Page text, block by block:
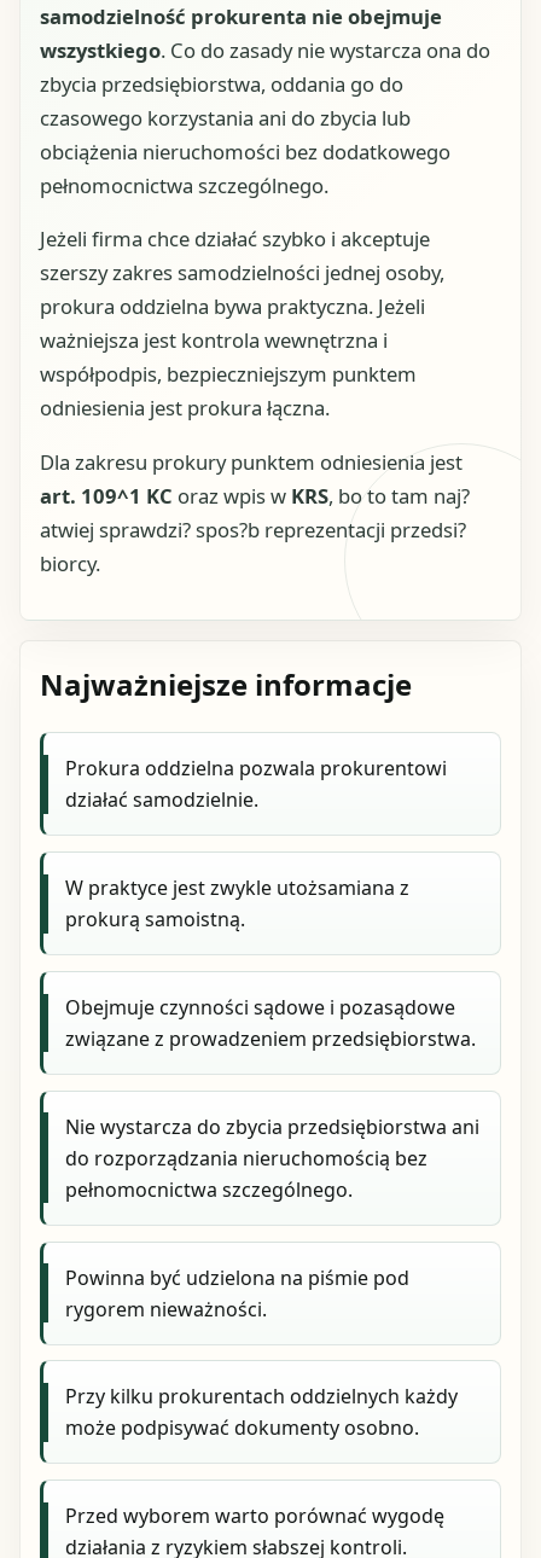
samodzielność prokurenta nie obejmuje
wszystkiego. Co do zasady nie wystarcza ona do
zbycia przedsiębiorstwa, oddania go do
czasowego korzystania ani do zbycia lub
obciążenia nieruchomości bez dodatkowego
pełnomocnictwa szczególnego.
Jeżeli firma chce działać szybko i akceptuje
szerszy zakres samodzielności jednej osoby,
prokura oddzielna bywa praktyczna. Jeżeli
ważniejsza jest kontrola wewnętrzna i
współpodpis, bezpieczniejszym punktem
odniesienia jest prokura łączna.
Dla zakresu prokury punktem odniesienia jest
art. 109^1 KC oraz wpis w KRS, bo to tam naj?
atwiej sprawdzi? spos?b reprezentacji przedsi?
biorcy.
Najważniejsze informacje
Prokura oddzielna pozwala prokurentowi
działać samodzielnie.
W praktyce jest zwykle utożsamiana z
prokurą samoistną.
Obejmuje czynności sądowe i pozasądowe
związane z prowadzeniem przedsiębiorstwa.
Nie wystarcza do zbycia przedsiębiorstwa ani
do rozporządzania nieruchomością bez
pełnomocnictwa szczególnego.
Powinna być udzielona na piśmie pod
rygorem nieważności.
Przy kilku prokurentach oddzielnych każdy
może podpisywać dokumenty osobno.
Przed wyborem warto porównać wygodę
działania z ryzykiem słabszej kontroli.